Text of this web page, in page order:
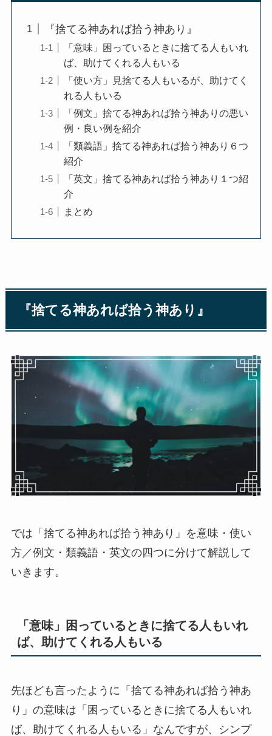
『捨てる神あれば拾う神あり』
「意味」困っているときに捨てる人もいれ
ば、助けてくれる人もいる
「使い方」見捨てる人もいるが、助けてく
れる人もいる
「例文」捨てる神あれば拾う神ありの悪い
例・良い例を紹介
「類義語」捨てる神あれば拾う神あり６つ
紹介
「英文」捨てる神あれば拾う神あり１つ紹
介
まとめ
『捨てる神あれば拾う神あり』
では「捨てる神あれば拾う神あり」を意味・使い
方／例文・類義語・英文の四つに分けて解説して
いきます。
「意味」困っているときに捨てる人もいれ
ば、助けてくれる人もいる
先ほども言ったように「捨てる神あれば拾う神あ
り」の意味は「困っているときに捨てる人もいれ
ば、助けてくれる人もいる」なんですが、シンプ